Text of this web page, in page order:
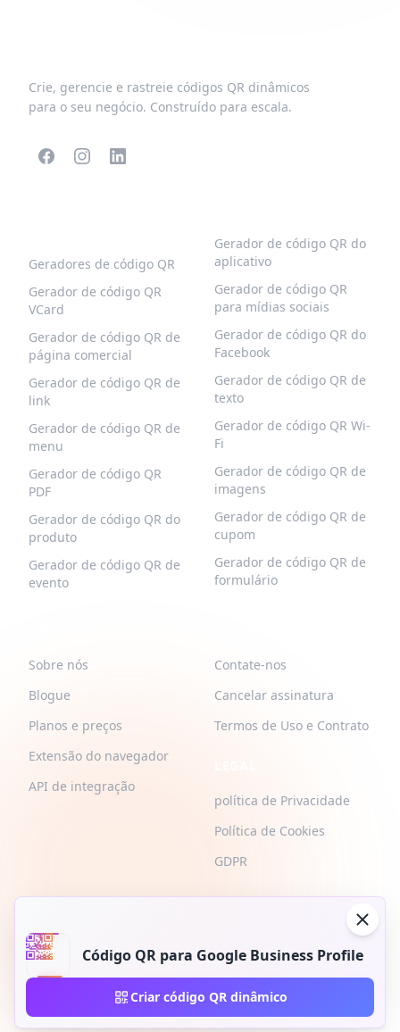
Código QR para Google Business Profile
Criar código QR dinâmico
Crie, gerencie e rastreie códigos QR dinâmicos
para o seu negócio. Construído para escala.
Geradores de código QR
Gerador de código QR
VCard
Gerador de código QR de
página comercial
Gerador de código QR de
link
Gerador de código QR de
menu
Gerador de código QR
PDF
Gerador de código QR do
produto
Gerador de código QR de
evento
Gerador de código QR do
aplicativo
Gerador de código QR
para mídias sociais
Gerador de código QR do
Facebook
Gerador de código QR de
texto
Gerador de código QR Wi-
Fi
Gerador de código QR de
imagens
Gerador de código QR de
cupom
Gerador de código QR de
formulário
Sobre nós
Blogue
Planos e preços
Extensão do navegador
API de integração
Contate-nos
Cancelar assinatura
Termos de Uso e Contrato
política de Privacidade
Política de Cookies
GDPR
2026 © QR-Build. QR-Build. Todos os direitos reservados